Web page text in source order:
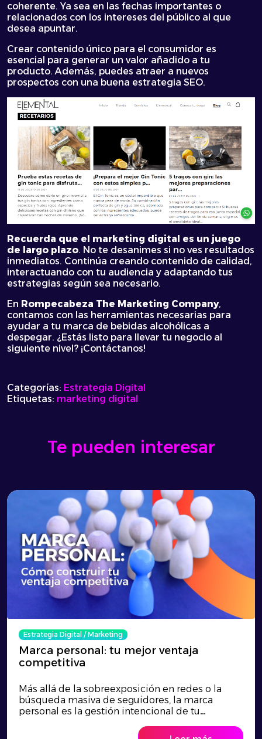
coherente. Ya sea en las fechas importantes o
relacionados con los intereses del público al que
desea apuntar.
Crear contenido único para el consumidor es
esencial para generar un valor añadido a tu
producto. Además, puedes atraer a nuevos
prospectos con una buena estrategia SEO.
Recuerda que el marketing digital es un juego
de largo plazo. No te desanimes si no ves resultados
inmediatos. Continúa creando contenido de calidad,
interactuando con tu audiencia y adaptando tus
estrategias según sea necesario.
En Rompecabeza The Marketing Company,
contamos con las herramientas necesarias para
ayudar a tu marca de bebidas alcohólicas a
despegar. ¿Estás listo para llevar tu negocio al
siguiente nivel? ¡Contáctanos!
Categorías: Estrategia Digital
Etiquetas: marketing digital
Te pueden interesar
Estrategia Digital/Marketing
Marca personal: tu mejor ventaja
competitiva
Más allá de la sobreexposición en redes o la
búsqueda masiva de seguidores, la marca
personal es la gestión intencional de tu
en una verdadera ventaja competitiva. En un